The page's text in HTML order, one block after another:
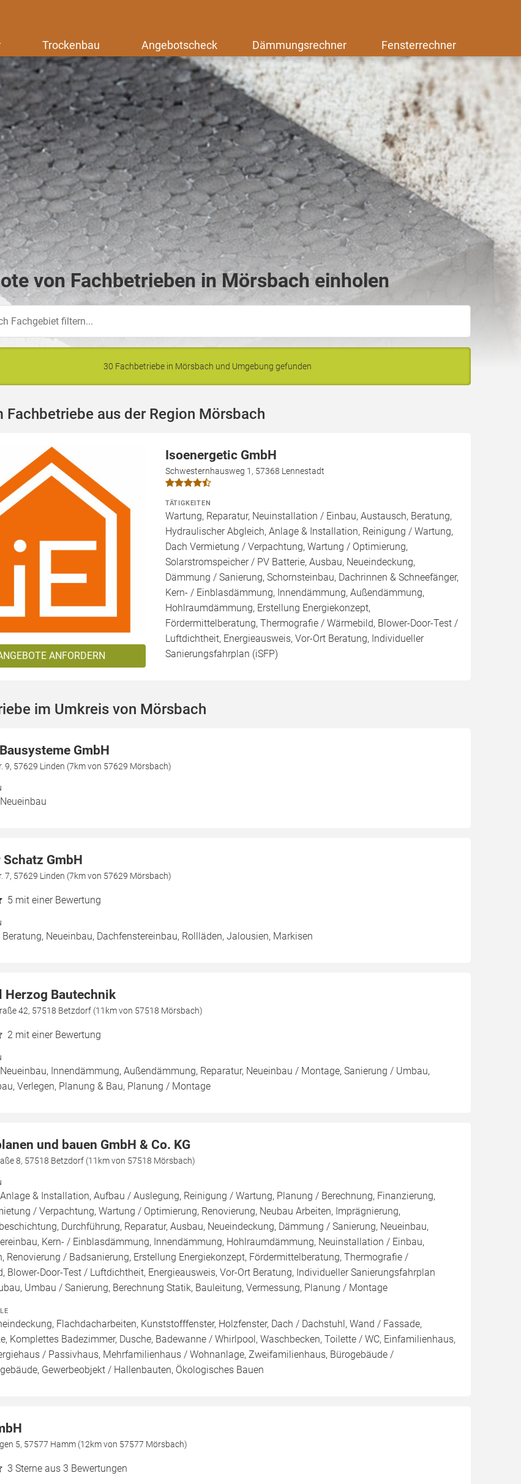
Trockenbau Angebotscheck Dämmungsrechner Fensterrechner
von Fachbetrieben in Mörsbach einholen
30 Fachbetriebe in Mörsbach und Umgebung gefunden
Fachbetriebe aus der Region Mörsbach
ANFORDERN
Isoenergetic GmbH
Schwesternhausweg 1, 57368 Lennestadt
TÄTIGKEITEN
Wartung, Reparatur, Neuinstallation / Einbau, Austausch, Beratung,
Hydraulischer Abgleich, Anlage & Installation, Reinigung / Wartung,
Dach Vermietung / Verpachtung, Wartung / Optimierung,
Solarstromspeicher / PV Batterie, Ausbau, Neueindeckung,
Dämmung / Sanierung, Schornsteinbau, Dachrinnen & Schneefänger,
Kern- / Einblasdämmung, Innendämmung, Außendämmung,
Hohlraumdämmung, Erstellung Energiekonzept,
Fördermittelberatung, Thermografie / Wärmebild, Blower-Door-Test /
Luftdichtheit, Energieausweis, Vor-Ort Beratung, Individueller
Sanierungsfahrplan (iSFP)
im Umkreis von Mörsbach
GmbH
9, 57629 Linden (7km von 57629 Mörsbach)
GmbH
7, 57629 Linden (7km von 57629 Mörsbach)
5 mit einer Bewertung
Beratung, Neueinbau, Dachfenstereinbau, Rollläden, Jalousien, Markisen
Herzog Bautechnik
42, 57518 Betzdorf (11km von 57518 Mörsbach)
2 mit einer Bewertung
Innendämmung, Außendämmung, Reparatur, Neueinbau / Montage, Sanierung / Umbau,
Verlegen, Planung & Bau, Planung / Montage
und bauen GmbH & Co. KG
8, 57518 Betzdorf (11km von 57518 Mörsbach)
& Installation, Aufbau / Auslegung, Reinigung / Wartung, Planung / Berechnung, Finanzierung,
/ Verpachtung, Wartung / Optimierung, Renovierung, Neubau Arbeiten, Imprägnierung,
Durchführung, Reparatur, Ausbau, Neueindeckung, Dämmung / Sanierung, Neueinbau,
Kern- / Einblasdämmung, Innendämmung, Hohlraumdämmung, Neuinstallation / Einbau,
Renovierung / Badsanierung, Erstellung Energiekonzept, Fördermittelberatung, Thermografie /
Blower-Door-Test / Luftdichtheit, Energieausweis, Vor-Ort Beratung, Individueller Sanierungsfahrplan
Umbau / Sanierung, Berechnung Statik, Bauleitung, Vermessung, Planung / Montage
Flachdacharbeiten, Kunststofffenster, Holzfenster, Dach / Dachstuhl, Wand / Fassade,
Komplettes Badezimmer, Dusche, Badewanne / Whirlpool, Waschbecken, Toilette / WC, Einfamilienhaus,
/ Passivhaus, Mehrfamilienhaus / Wohnanlage, Zweifamilienhaus, Bürogebäude /
Gewerbeobjekt / Hallenbauten, Ökologisches Bauen
5, 57577 Hamm (12km von 57577 Mörsbach)
3 Sterne aus 3 Bewertungen